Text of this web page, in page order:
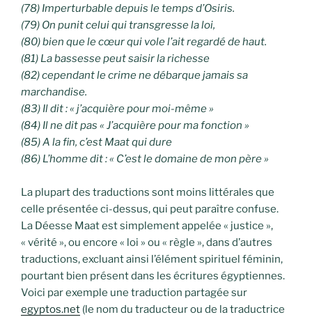
(78) Imperturbable depuis le temps d’Osiris.
(79) On punit celui qui transgresse la loi,
(80) bien que le cœur qui vole l’ait regardé de haut.
(81) La bassesse peut saisir la richesse
(82) cependant le crime ne débarque jamais sa
marchandise.
(83) Il dit : « j’acquière pour moi-même »
(84) Il ne dit pas « J’acquière pour ma fonction »
(85) A la fin, c’est Maat qui dure
(86) L’homme dit : « C’est le domaine de mon père »
La plupart des traductions sont moins littérales que
celle présentée ci-dessus, qui peut paraître confuse.
La Déesse Maat est simplement appelée « justice »,
« vérité », ou encore « loi » ou « règle », dans d’autres
traductions, excluant ainsi l’élément spirituel féminin,
pourtant bien présent dans les écritures égyptiennes.
Voici par exemple une traduction partagée sur
egyptos.net (le nom du traducteur ou de la traductrice